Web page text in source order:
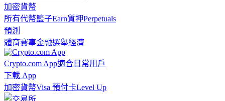
加密貨幣
所有代幣籃子Earn質押Perpetuals
預測
體育賽事金融選舉經濟
Crypto.com App適合日常用戶
下載 App
加密貨幣Visa 預付卡Level Up